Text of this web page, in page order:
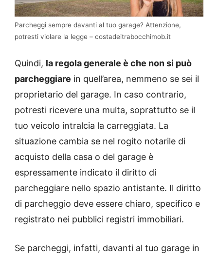
Parcheggi sempre davanti al tuo garage? Attenzione,
potresti violare la legge – costadeitrabocchimob.it
Quindi, la regola generale è che non si può
parcheggiare in quell’area, nemmeno se sei il
proprietario del garage. In caso contrario,
potresti ricevere una multa, soprattutto se il
tuo veicolo intralcia la carreggiata. La
situazione cambia se nel rogito notarile di
acquisto della casa o del garage è
espressamente indicato il diritto di
parcheggiare nello spazio antistante. Il diritto
di parcheggio deve essere chiaro, specifico e
registrato nei pubblici registri immobiliari.
Se parcheggi, infatti, davanti al tuo garage in